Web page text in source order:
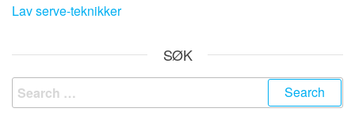
Lav serve-teknikker
SØK
Search
for: